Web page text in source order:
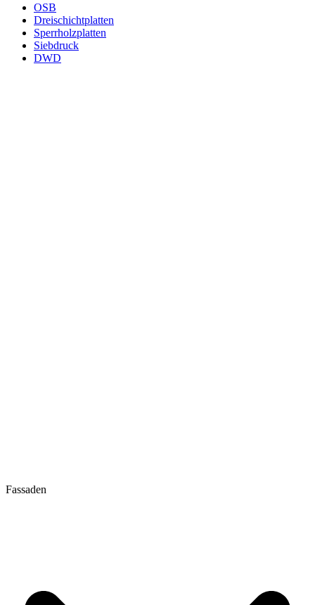
OSB
Dreischichtplatten
Sperrholzplatten
Siebdruck
DWD
Fassaden